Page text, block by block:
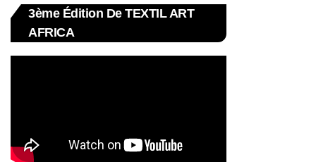
3ème Édition De TEXTIL ART
AFRICA